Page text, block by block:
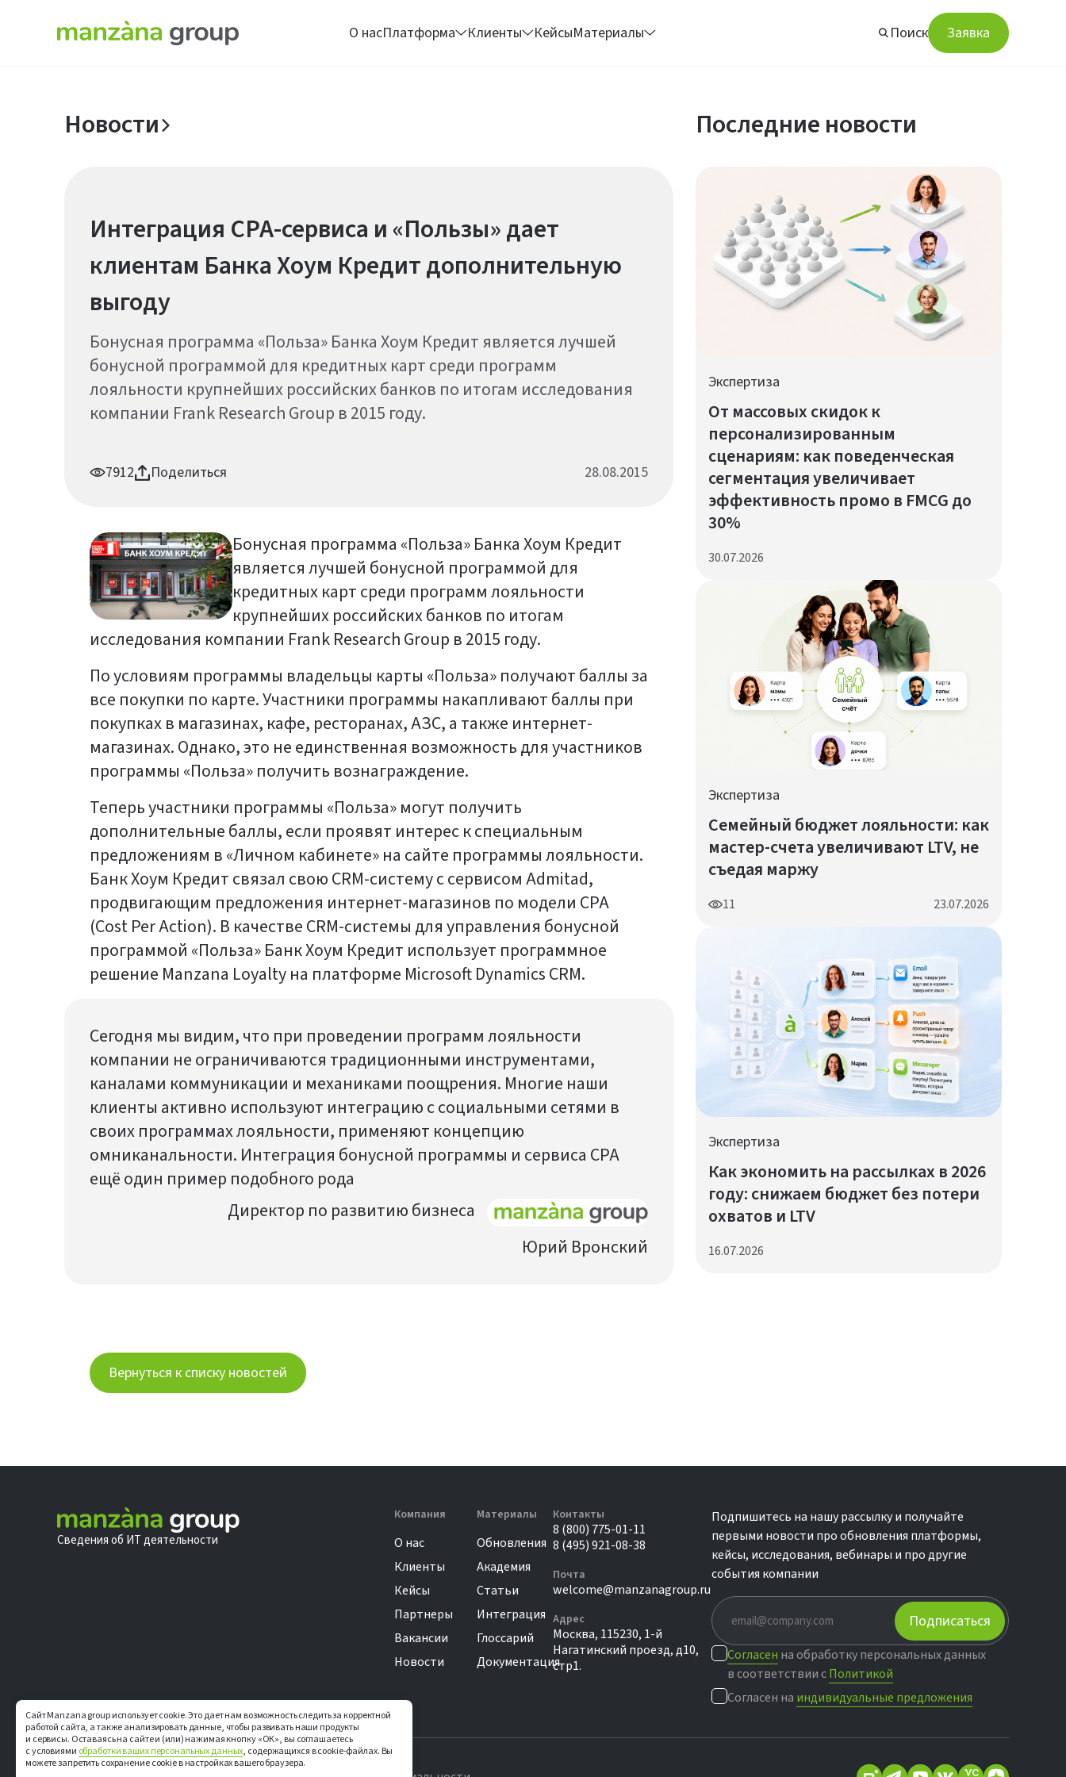
Сайт Manzana group использует cookie. Это дает нам возможность следить за корректной
работой сайта, а также анализировать данные, чтобы развивать наши продукты
и сервисы. Оставаясь на сайте и (или) нажимая кнопку «ОК», вы соглашаетесь
с условиями обработки ваших персональных данных, содержащихся в cookie-файлах. Вы
можете запретить сохранение cookie в настройках вашего браузера.
О насПлатформа Клиенты КейсыМатериалы Поиск Заявка
Новости
Интеграция CPA-сервиса и «Пользы» дает
клиентам Банка Хоум Кредит дополнительную
выгоду
Бонусная программа «Польза» Банка Хоум Кредит является лучшей
бонусной программой для кредитных карт среди программ
лояльности крупнейших российских банков по итогам исследования
компании Frank Research Group в 2015 году.
7912 Поделиться 28.08.2015
Бонусная программа «Польза» Банка Хоум Кредит
является лучшей бонусной программой для
кредитных карт среди программ лояльности
крупнейших российских банков по итогам
исследования компании Frank Research Group в 2015 году.
По условиям программы владельцы карты «Польза» получают баллы за
все покупки по карте. Участники программы накапливают баллы при
покупках в магазинах, кафе, ресторанах, АЗС, а также интернет-
магазинах. Однако, это не единственная возможность для участников
программы «Польза» получить вознаграждение.
Теперь участники программы «Польза» могут получить
дополнительные баллы, если проявят интерес к специальным
предложениям в «Личном кабинете» на сайте программы лояльности.
Банк Хоум Кредит связал свою CRM-систему с сервисом Admitad,
продвигающим предложения интернет-магазинов по модели CPA
(Cost Per Action). В качестве CRM-системы для управления бонусной
программой «Польза» Банк Хоум Кредит использует программное
решение Manzana Loyalty на платформе Microsoft Dynamics CRM.
Сегодня мы видим, что при проведении программ лояльности
компании не ограничиваются традиционными инструментами,
каналами коммуникации и механиками поощрения. Многие наши
клиенты активно используют интеграцию с социальными сетями в
своих программах лояльности, применяют концепцию
омниканальности. Интеграция бонусной программы и сервиса CPA
ещё один пример подобного рода
Директор по развитию бизнеса
Юрий Вронский
Вернуться к списку новостей
Последние новости
Экспертиза
От массовых скидок к
персонализированным
сценариям: как поведенческая
сегментация увеличивает
эффективность промо в FMCG до
30%
30.07.2026
Экспертиза
Семейный бюджет лояльности: как
мастер-счета увеличивают LTV, не
съедая маржу
11 23.07.2026
Экспертиза
Как экономить на рассылках в 2026
году: снижаем бюджет без потери
охватов и LTV
16.07.2026
Сведения об ИТ деятельности
Компания
О нас
Клиенты
Кейсы
Партнеры
Вакансии
Новости
Материалы
Обновления
Академия
Статьи
Интеграция
Глоссарий
Документация
Контакты
8 (800) 775-01-11
8 (495) 921-08-38
Почта
welcome@manzanagroup.ru
Адрес
Москва, 115230, 1-й
Нагатинский проезд, д10,
стр1.
Подпишитесь на нашу рассылку и получайте
первыми новости про обновления платформы,
кейсы, исследования, вебинары и про другие
события компании
Подписаться
Согласен на обработку персональных данных
в соответствии сПолитикой
Согласен на индивидуальные предложения